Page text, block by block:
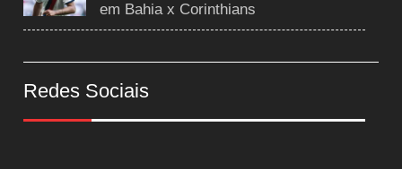
em Bahia x Corinthians
Redes Sociais